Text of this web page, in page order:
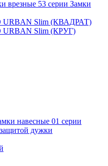
53 серии Замки
URBAN Slim (КВАДРАТ)
URBAN Slim (КРУГ)
навесные 01 серии
дужки